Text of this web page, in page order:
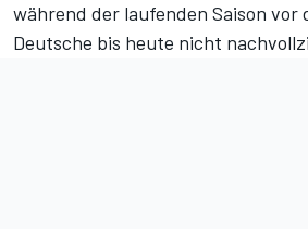
während der laufenden Saison vor
Deutsche bis heute nicht